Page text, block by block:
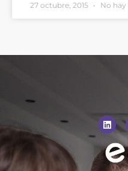
27 octubre, 2015 No